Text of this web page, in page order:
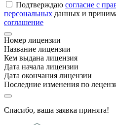
Подтверждаю согласие с
персональных данных и
соглашение
Номер лицензии
Название лицензии
Кем выдана лицензия
Дата начала лицензии
Дата окончания лицензии
Последние изменения по
Спасибо, ваша заявка принята!